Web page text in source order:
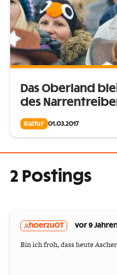
Das Oberland
des
Kultur 01.03.2017
2 Postings
hoerzuOT vor 9
Bin ich froh, dass heute